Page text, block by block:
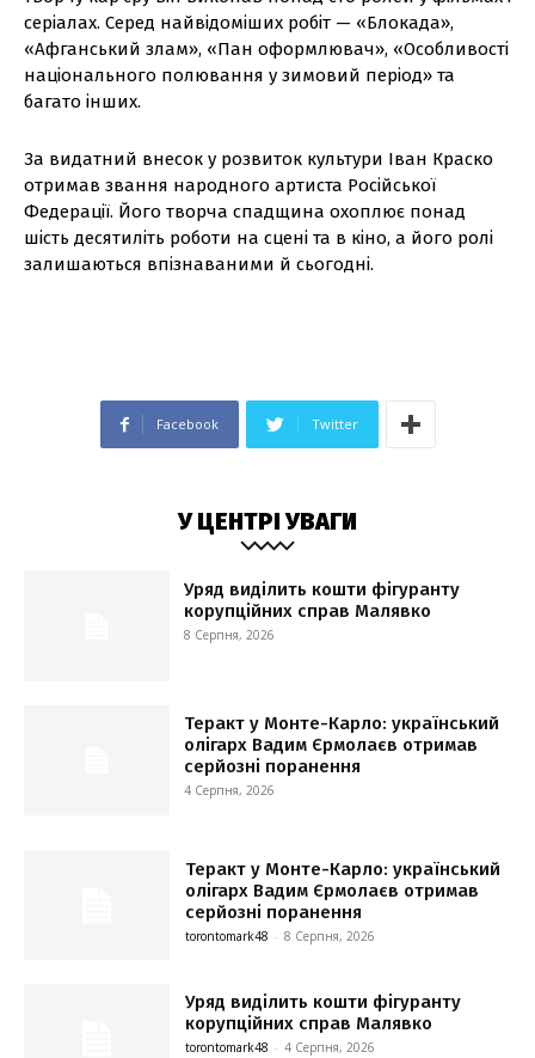
серіалах. Серед найвідоміших робіт — «Блокада»,
«Афганський злам», «Пан оформлювач», «Особливості
національного полювання у зимовий період» та
багато інших.
За видатний внесок у розвиток культури Іван Краско
отримав звання народного артиста Російської
Федерації. Його творча спадщина охоплює понад
шість десятиліть роботи на сцені та в кіно, а його ролі
залишаються впізнаваними й сьогодні.
Facebook Twitter
У ЦЕНТРІ УВАГИ
Уряд виділить кошти фігуранту
корупційних справ Малявко
8 Серпня, 2026
Теракт у Монте-Карло: український
олігарх Вадим Єрмолаєв отримав
серйозні поранення
4 Серпня, 2026
Теракт у Монте-Карло: український
олігарх Вадим Єрмолаєв отримав
серйозні поранення
torontomark48 - 8 Серпня, 2026
Уряд виділить кошти фігуранту
корупційних справ Малявко
torontomark48 - 4 Серпня, 2026